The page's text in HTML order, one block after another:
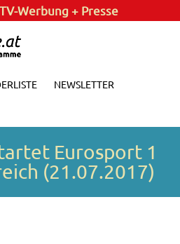
TV-Werbung + Presse
NEWSLETTER
Eurosport 1
(21.07.2017)